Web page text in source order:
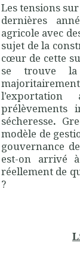
Les tensions
dernières
agricole avec
sujet de la
cœur de cette
se trouve
prélèvements
sécheresse.
modèle de
gouvernance
est-on arrivé
réellement de
?